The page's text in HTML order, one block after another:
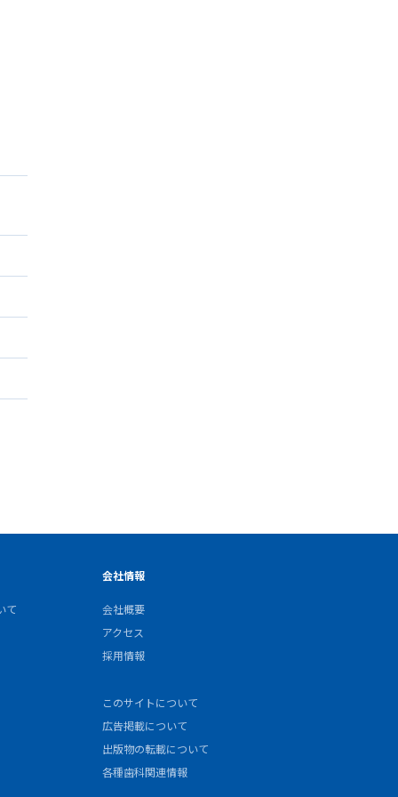
て
会社情報
会社概要
アクセス
採用情報
このサイトについて
広告掲載について
出版物の転載について
各種歯科関連情報